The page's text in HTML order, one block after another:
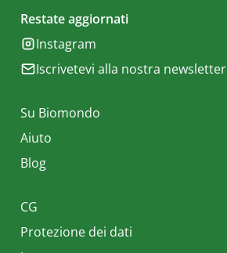
Restate aggiornati
Instagram
Iscrivetevi alla nostra newsletter
Su Biomondo
Aiuto
Blog
CG
Protezione dei dati